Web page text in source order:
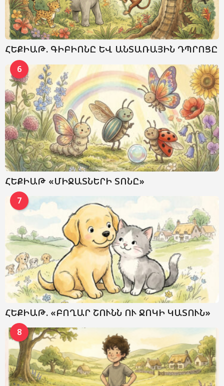
ՀԵՔԻԱԹ. ԳԻԲԻՈՆԸ ԵՎ ԱՆՏԱՌԱՅԻՆ ԴՊՐՈՑԸ
6
ՀԵՔԻԱԹ «ՄԻՋԱՏՆԵՐԻ ՏՈՆԸ»
7
ՀԵՔԻԱԹ. «ԲՈՂԱՐ ՇՈՒՆՆ ՈՒ ՋՈԿԻ ԿԱՏՈՒՆ»
8